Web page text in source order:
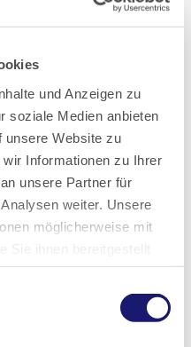
und Anzeigen zu
soziale Medien anbieten
unsere Website zu
Informationen zu Ihrer
unsere Partner für
weiter. Unsere
möglicherweise mit
Ihrer Nutzung der Dienste